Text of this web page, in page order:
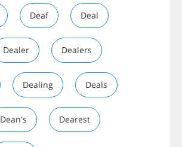
Deaf Deal
Dealer Dealers
Dealing Deals
Dean's Dearest